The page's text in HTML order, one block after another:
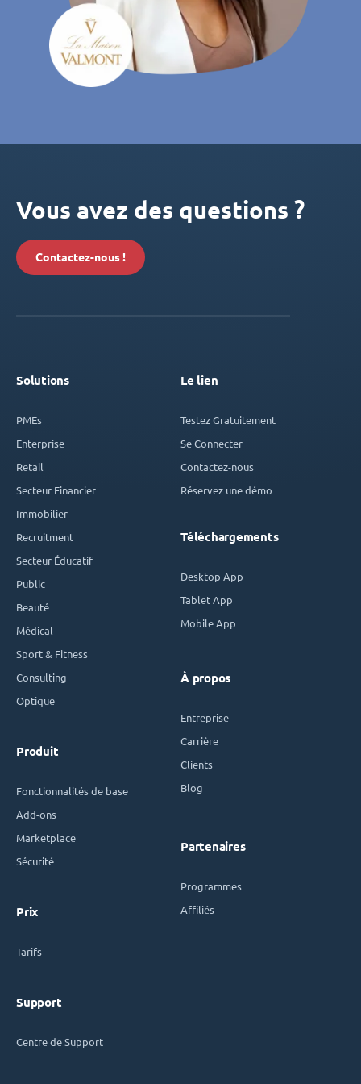
Vous avez des questions ?
Contactez-nous !
Solutions
PMEs
Enterprise
Retail
Secteur Financier
Immobilier
Recruitment
Secteur Éducatif
Public
Beauté
Médical
Sport & Fitness
Consulting
Optique
Produit
Fonctionnalités de base
Add-ons
Marketplace
Sécurité
Prix
Tarifs
Support
Centre de Support
Le lien
Testez Gratuitement
Se Connecter
Contactez-nous
Réservez une démo
Téléchargements
Desktop App
Tablet App
Mobile App
À propos
Entreprise
Carrière
Clients
Blog
Partenaires
Programmes
Affiliés